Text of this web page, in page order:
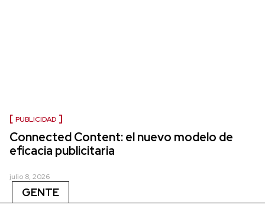
PUBLICIDAD
Connected Content: el nuevo modelo de
eficacia publicitaria
julio 8, 2026
GENTE